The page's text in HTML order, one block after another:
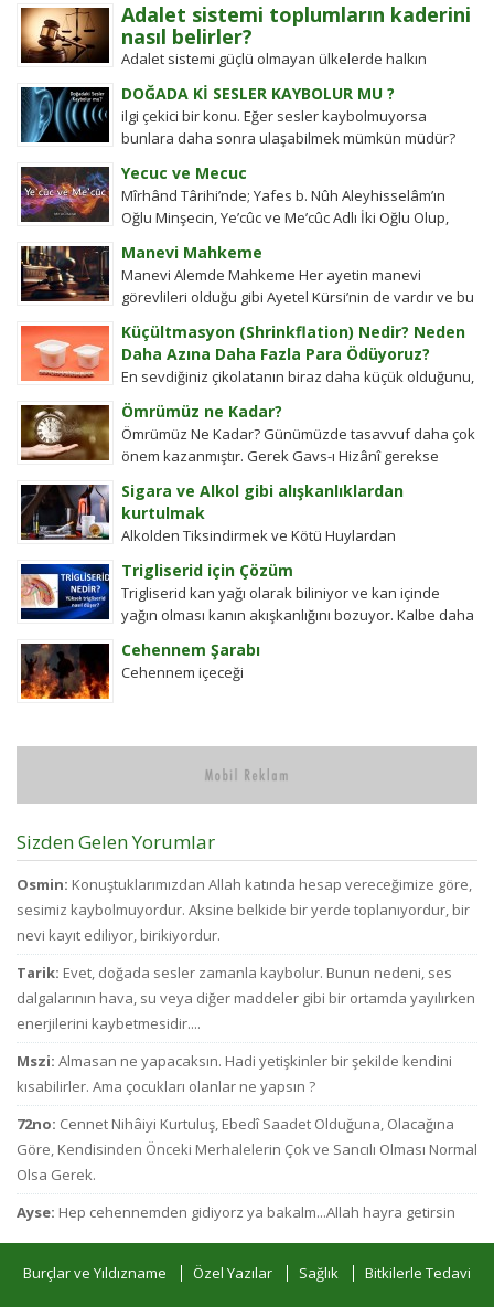
Adalet sistemi toplumların kaderini
nasıl belirler?
Adalet sistemi güçlü olmayan ülkelerde halkın
değişim gücü tarihten bugüne toplumsal hareketleri
şekillendirdi. Detayları keşfedin!
DOĞADA Kİ SESLER KAYBOLUR MU ?
ilgi çekici bir konu. Eğer sesler kaybolmuyorsa
bunlara daha sonra ulaşabilmek mümkün müdür?
Yecuc ve Mecuc
Mîrhând Târihi’nde; Yafes b. Nûh Aleyhisselâm’ın
Oğlu Minşecin, Ye’cûc ve Me’cûc Adlı İki Oğlu Olup,
Manevi Mahkeme
Manevi Alemde Mahkeme Her ayetin manevi
görevlileri olduğu gibi Ayetel Kürsi’nin de vardır ve bu
Küçültmasyon (Shrinkflation) Nedir? Neden
Daha Azına Daha Fazla Para Ödüyoruz?
En sevdiğiniz çikolatanın biraz daha küçük olduğunu,
aynı büyüklükteki pakette daha az bisküvi
bulunduğunu veya cips torbalarının daha fazla
hava...
Ömrümüz ne Kadar?
Ömrümüz Ne Kadar? Günümüzde tasavvuf daha çok
önem kazanmıştır. Gerek Gavs-ı Hizânî gerekse
değildi....
Sigara ve Alkol gibi alışkanlıklardan
kurtulmak
Alkolden Tiksindirmek ve Kötü Huylardan
Huylardan Vazgecirmek icin Okumak için belli bir
zamanı yok...
Trigliserid için Çözüm
Trigliserid kan yağı olarak biliniyor ve kan içinde
yağın olması kanın akışkanlığını bozuyor. Kalbe daha
Cehennem Şarabı
Cehennem içeceği
Sizden Gelen Yorumlar
Osmin: Konuştuklarımızdan Allah katında hesap vereceğimize göre,
sesimiz kaybolmuyordur. Aksine belkide bir yerde toplanıyordur, bir
nevi kayıt ediliyor, birikiyordur.
Tarik: Evet, doğada sesler zamanla kaybolur. Bunun nedeni, ses
dalgalarının hava, su veya diğer maddeler gibi bir ortamda yayılırken
enerjilerini kaybetmesidir....
Mszi: Almasan ne yapacaksın. Hadi yetişkinler bir şekilde kendini
kısabilirler. Ama çocukları olanlar ne yapsın ?
72no: Cennet Nihâiyi Kurtuluş, Ebedî Saadet Olduğuna, Olacağına
Göre, Kendisinden Önceki Merhalelerin Çok ve Sancılı Olması Normal
Olsa Gerek.
Ayse: Hep cehennemden gidiyorz ya bakalm...Allah hayra getirsin
Burçlar ve Yıldızname Özel Yazılar Sağlık Bitkilerle Tedavi